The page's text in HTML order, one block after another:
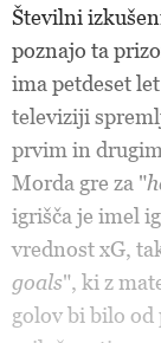
Številni
poznajo ta
ima petdeset
televiziji
prvim in
Morda gre za "
igrišča je imel
vrednost xG,
goals", ki z
golov bi bilo od